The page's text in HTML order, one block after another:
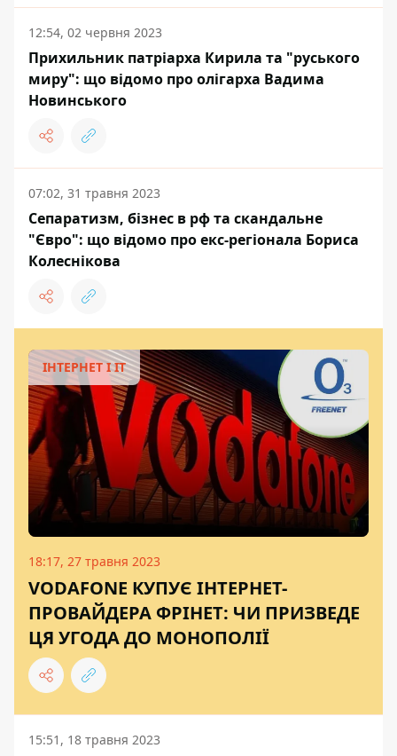
12:54, 02 червня 2023
Прихильник патріарха Кирила та "руського
миру": що відомо про олігарха Вадима
Новинського
07:02, 31 травня 2023
Сепаратизм, бізнес в рф та скандальне
"Євро": що відомо про екс-регіонала Бориса
Колеснікова
ІНТЕРНЕТ І ІТ
18:17, 27 травня 2023
VODAFONE КУПУЄ ІНТЕРНЕТ-
ПРОВАЙДЕРА ФРІНЕТ: ЧИ ПРИЗВЕДЕ
ЦЯ УГОДА ДО МОНОПОЛІЇ
15:51, 18 травня 2023